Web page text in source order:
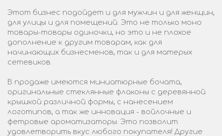
Этот бизнес подойдет и для мужчин и для женщин,
для улицы и для помещений. Это не только моно
товары-товары одиночки, но это и не плохое
дополнение к другим товарам, как для
начинающих бизнесменов, так и для матерых
сетевиков.
В продаже имеются миниатюрные бочата,
оригинальные стеклянные флаконы с деревянной
крышкой различной формы, с нанесением
логотипов, а так же инновация - войлочные и
фетровые ароматизаторы. Это позволит
удовлетворить вкус любого покупателя! Другие